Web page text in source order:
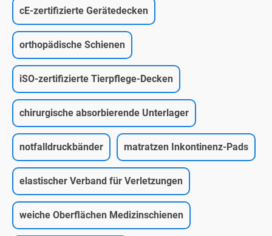
cE-zertifizierte Gerätedecken
orthopädische Schienen
iSO-zertifizierte Tierpflege-Decken
chirurgische absorbierende Unterlager
notfalldruckbänder matratzen Inkontinenz-Pads
elastischer Verband für Verletzungen
weiche Oberflächen Medizinschienen